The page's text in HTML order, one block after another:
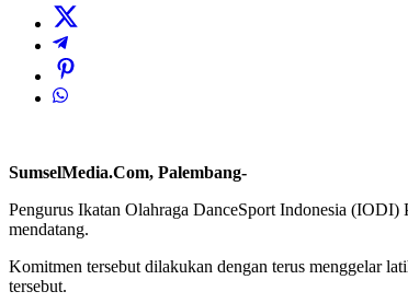
SumselMedia.Com, Palembang-
Pengurus Ikatan Olahraga DanceSport Indonesia
mendatang.
Komitmen tersebut dilakukan dengan terus menggelar
tersebut.